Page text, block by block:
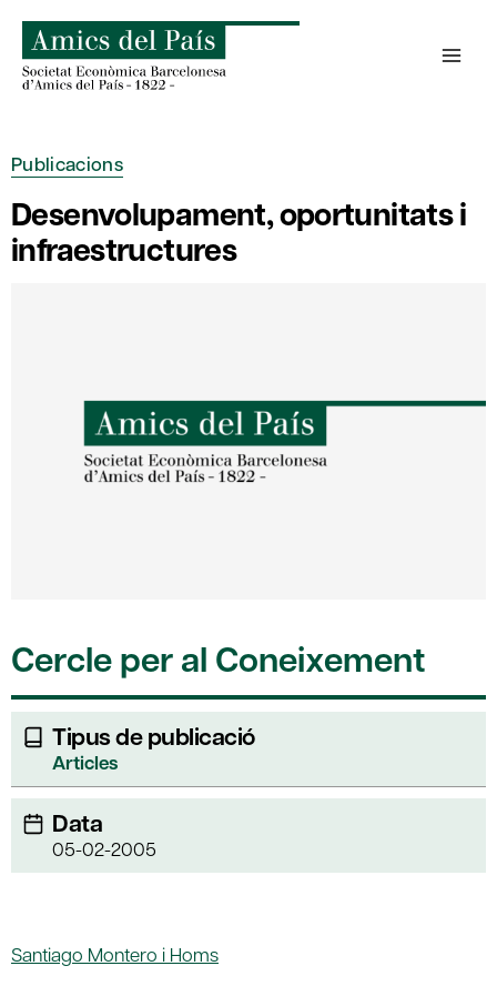
content
Publicacions
Desenvolupament, oportunitats i
infraestructures
Cercle per al Coneixement
Tipus de publicació
Articles
Data
05-02-2005
Santiago Montero i Homs